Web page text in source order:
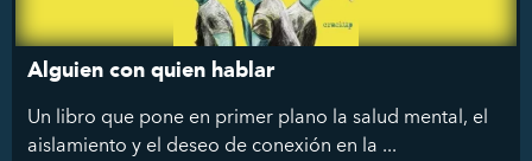
Alguien con quien hablar
Un libro que pone en primer plano la salud mental, el
aislamiento y el deseo de conexión en la ...